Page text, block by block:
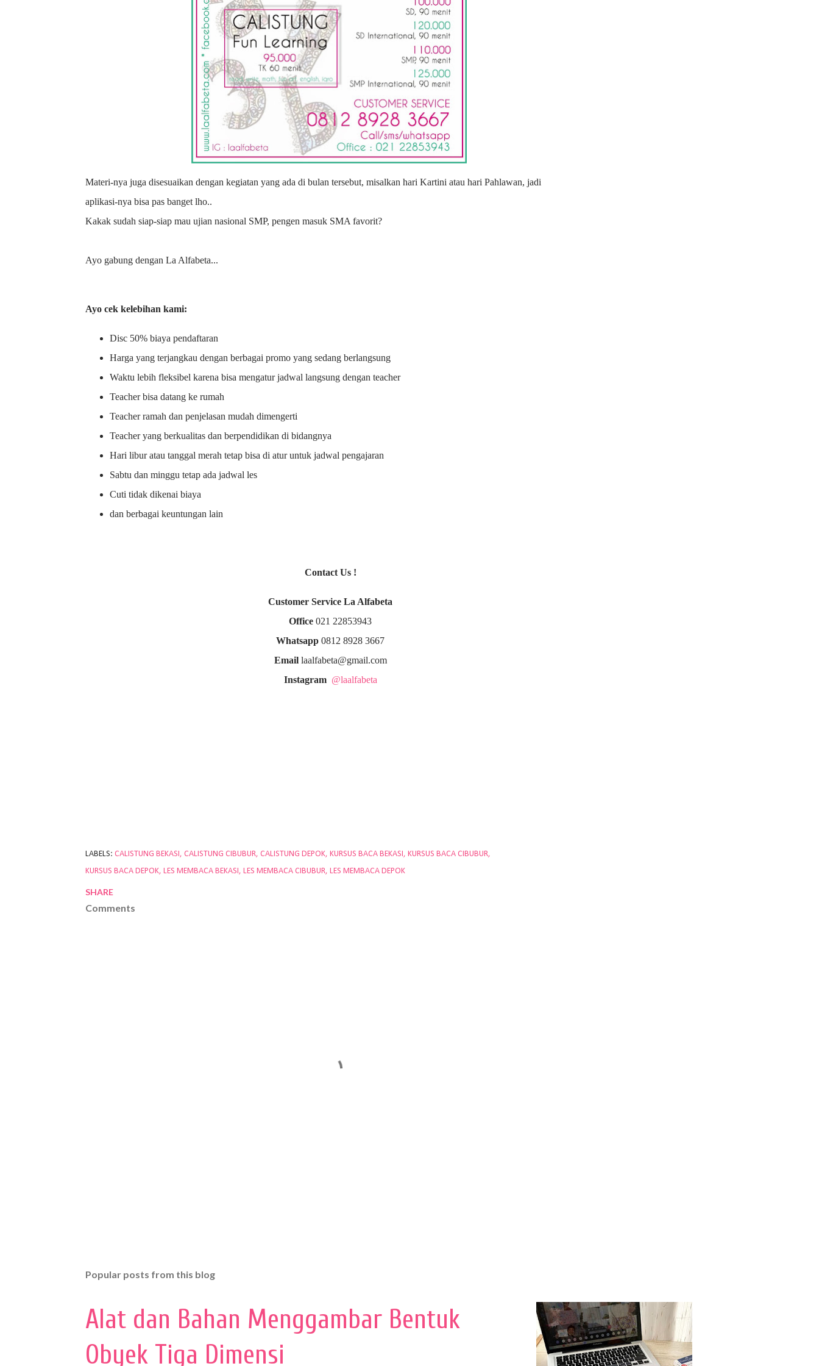
Materi-nya juga disesuaikan dengan kegiatan yang ada di bulan tersebut, misalkan hari Kartini atau hari Pahlawan, jadi
aplikasi-nya bisa pas banget lho..
Kakak sudah siap-siap mau ujian nasional SMP, pengen masuk SMA favorit?
Ayo gabung dengan La Alfabeta...
Ayo cek kelebihan kami:
Disc 50% biaya pendaftaran
Harga yang terjangkau dengan berbagai promo yang sedang berlangsung
Waktu lebih fleksibel karena bisa mengatur jadwal langsung dengan teacher
Teacher bisa datang ke rumah
Teacher ramah dan penjelasan mudah dimengerti
Teacher yang berkualitas dan berpendidikan di bidangnya
Hari libur atau tanggal merah tetap bisa di atur untuk jadwal pengajaran
Sabtu dan minggu tetap ada jadwal les
Cuti tidak dikenai biaya
dan berbagai keuntungan lain
Contact Us !
Customer Service La Alfabeta
Office 021 22853943
Whatsapp 0812 8928 3667
Emaillaalfabeta@gmail.com
Instagram @laalfabeta
LABELS: CALISTUNG BEKASI CALISTUNG CIBUBUR CALISTUNG DEPOK KURSUS BACA BEKASI KURSUS BACA CIBUBUR
KURSUS BACA DEPOK LES MEMBACA BEKASI LES MEMBACA CIBUBUR LES MEMBACA DEPOK
SHARE
Comments
Popular posts from this blog
Alat dan Bahan Menggambar Bentuk
Obyek Tiga Dimensi